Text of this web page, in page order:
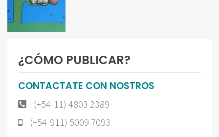
¿CÓMO PUBLICAR?
CONTACTATE CON NOSTROS
(+54-11) 4803 2389
(+54-911) 5009 7093